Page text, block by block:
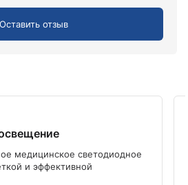
Оставить отзыв
медицинское светодиодное
и эффективной